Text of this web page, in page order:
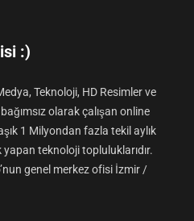
:)
Teknoloji, HD Resimler ve
olarak çalışan online
1 Milyondan fazla tekil aylık
teknoloji topluluklarıdır.
genel merkez ofisi İzmir /